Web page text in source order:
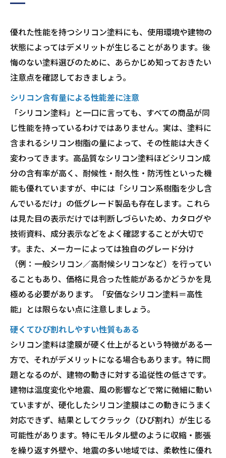
優れた性能を持つシリコン塗料にも、使用環境や建物の
状態によってはデメリットが生じることがあります。後
悔のない塗料選びのために、あらかじめ知っておきたい
注意点を確認しておきましょう。
シリコン含有量による性能差に注意
「シリコン塗料」と一口に言っても、すべての商品が同
じ性能を持っているわけではありません。実は、塗料に
含まれるシリコン樹脂の量によって、その性能は大きく
変わってきます。高品質なシリコン塗料ほどシリコン成
分の含有率が高く、耐候性・耐久性・防汚性といった機
能も優れていますが、中には「シリコン系樹脂を少し含
んでいるだけ」の低グレード製品も存在します。これら
は見た目の表示だけでは判断しづらいため、カタログや
技術資料、成分表示などをよく確認することが大切で
す。また、メーカーによっては独自のグレード分け
（例：一般シリコン／高耐候シリコンなど）を行ってい
ることもあり、価格に見合った性能があるかどうかを見
極める必要があります。「安価なシリコン塗料＝高性
能」とは限らない点に注意しましょう。
硬くてひび割れしやすい性質もある
シリコン塗料は塗膜が硬く仕上がるという特徴がある一
方で、それがデメリットになる場合もあります。特に問
題となるのが、建物の動きに対する追従性の低さです。
建物は温度変化や地震、風の影響などで常に微細に動い
ていますが、硬化したシリコン塗膜はこの動きにうまく
対応できず、結果としてクラック（ひび割れ）が生じる
可能性があります。特にモルタル壁のように収縮・膨張
を繰り返す外壁や、地震の多い地域では、柔軟性に優れ